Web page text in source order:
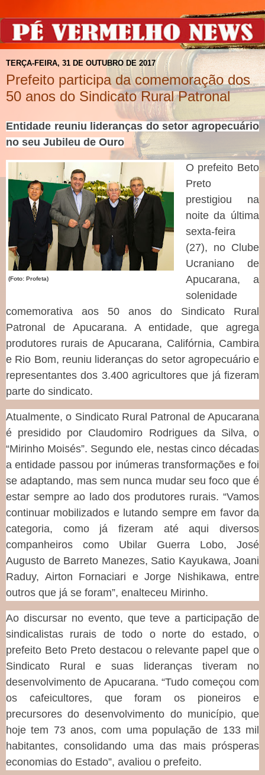
TERÇA-FEIRA, 31 DE OUTUBRO DE 2017
Prefeito participa da comemoração dos
50 anos do Sindicato Rural Patronal
Entidade reuniu lideranças do setor agropecuário
no seu Jubileu de Ouro
(Foto: Profeta)
O prefeito Beto
Preto
prestigiou na
noite da última
sexta-feira
(27), no Clube
Ucraniano de
Apucarana, a
solenidade
comemorativa aos 50 anos do Sindicato Rural
Patronal de Apucarana. A entidade, que agrega
produtores rurais de Apucarana, Califórnia, Cambira
e Rio Bom, reuniu lideranças do setor agropecuário e
representantes dos 3.400 agricultores que já fizeram
parte do sindicato.
Atualmente, o Sindicato Rural Patronal de Apucarana
é presidido por Claudomiro Rodrigues da Silva, o
“Mirinho Moisés”. Segundo ele, nestas cinco décadas
a entidade passou por inúmeras transformações e foi
se adaptando, mas sem nunca mudar seu foco que é
estar sempre ao lado dos produtores rurais. “Vamos
continuar mobilizados e lutando sempre em favor da
categoria, como já fizeram até aqui diversos
companheiros como Ubilar Guerra Lobo, José
Augusto de Barreto Manezes, Satio Kayukawa, Joani
Raduy, Airton Fornaciari e Jorge Nishikawa, entre
outros que já se foram”, enalteceu Mirinho.
Ao discursar no evento, que teve a participação de
sindicalistas rurais de todo o norte do estado, o
prefeito Beto Preto destacou o relevante papel que o
Sindicato Rural e suas lideranças tiveram no
desenvolvimento de Apucarana. “Tudo começou com
os cafeicultores, que foram os pioneiros e
precursores do desenvolvimento do município, que
hoje tem 73 anos, com uma população de 133 mil
habitantes, consolidando uma das mais prósperas
economias do Estado”, avaliou o prefeito.